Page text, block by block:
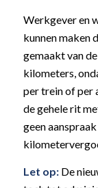
Werkgever en
kunnen maken
gemaakt van
kilometers,
per trein of per
de gehele rit
geen
Let op:De